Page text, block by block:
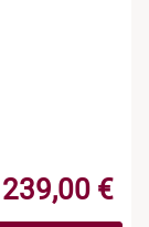
239,00 €